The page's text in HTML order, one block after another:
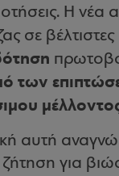
Η νέα
σε
των
αυτή
για